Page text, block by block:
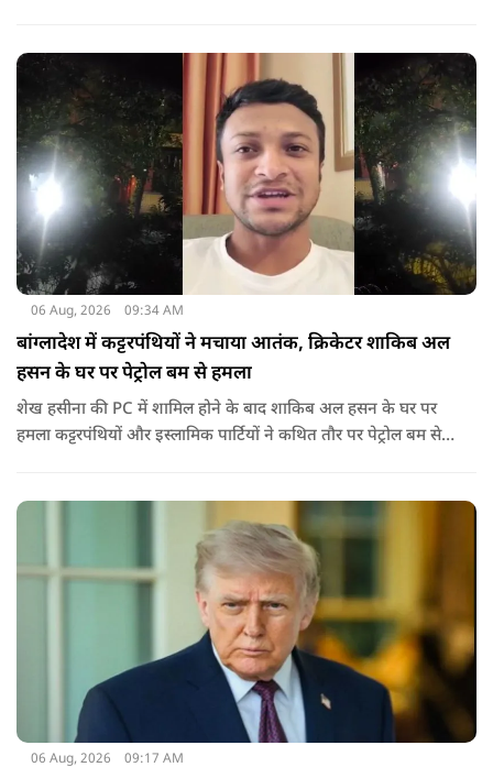
06 Aug, 2026 09:34 AM
बांग्लादेश में कट्टरपंथियों ने मचाया आतंक, क्रिकेटर शाकिब अल
हसन के घर पर पेट्रोल बम से हमला
शेख हसीना की PC में शामिल होने के बाद शाकिब अल हसन के घर पर
हमला कट्टरपंथियों और इस्लामिक पार्टियों ने कथित तौर पर पेट्रोल बम से
जरिए संबोधन दिया था.
06 Aug, 2026 09:17 AM